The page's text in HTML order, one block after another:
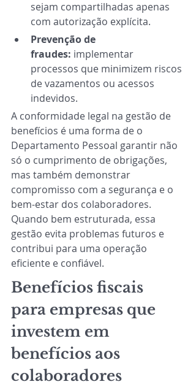
sejam compartilhadas apenas
com autorização explícita.
Prevenção de
fraudes: implementar
processos que minimizem riscos
de vazamentos ou acessos
indevidos.
A conformidade legal na gestão de
benefícios é uma forma de o
Departamento Pessoal garantir não
só o cumprimento de obrigações,
mas também demonstrar
compromisso com a segurança e o
bem-estar dos colaboradores.
Quando bem estruturada, essa
gestão evita problemas futuros e
contribui para uma operação
eficiente e confiável.
Benefícios fiscais
para empresas que
investem em
benefícios aos
colaboradores